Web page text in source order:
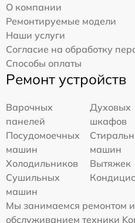
О компании
Ремонтируемые модели
Наши услуги
Согласие на обработку
Способы оплаты
Ремонт устройств
Варочных
панелей
Духовых
шкафов
Посудомоечных
машин
машин
Холодильников
Вытяжек
Сушильных
машин
Мы занимаемся ремонтом
обслуживанием техники